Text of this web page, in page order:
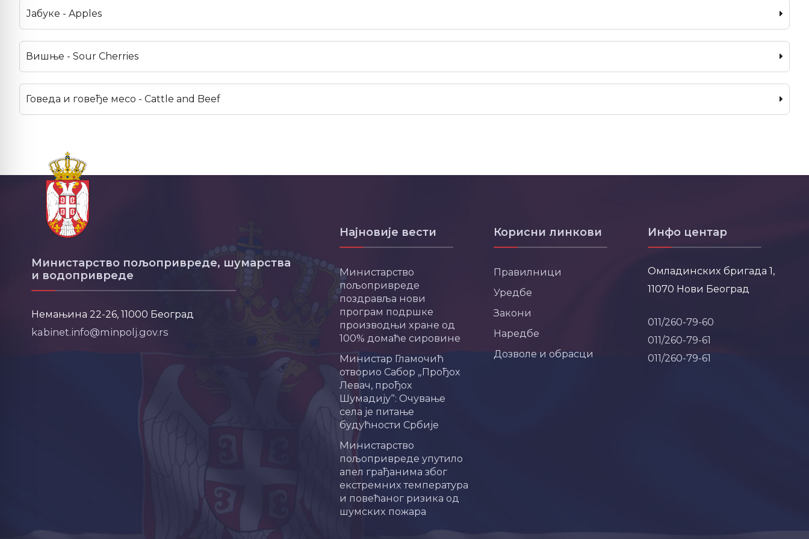
Јабуке - Apples
Вишње - Sour Cherries
Говеда и говеђе месо - Cattle and Beef
Министарство пољопривреде, шумарства
и водопривреде
Немањина 22-26, 11000 Београд
kabinet.info@minpolj.gov.rs
Најновије вести
Министарство
пољопривреде
поздравља нови
програм подршке
производњи хране од
100% домаће сировине
Министар Гламочић
отворио Сабор „Прођох
Левач, прођох
Шумадију“: Очување
села је питање
будућности Србије
Министарство
пољопривреде упутило
апел грађанима због
екстремних температура
и повећаног ризика од
шумских пожара
Корисни линкови
Правилници
Уредбе
Закони
Наредбе
Дозволе и обрасци
Инфо центар
Омладинских бригада 1,
11070 Нови Београд
011/260-79-60
011/260-79-61
011/260-79-61